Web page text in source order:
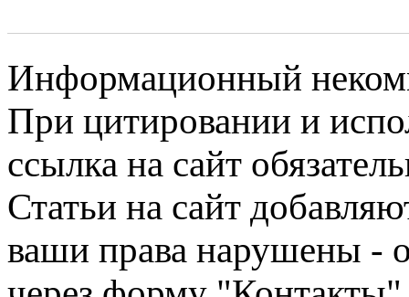
Информационный
При цитировании и
ссылка на сайт
Статьи на сайт
ваши права нарушены -